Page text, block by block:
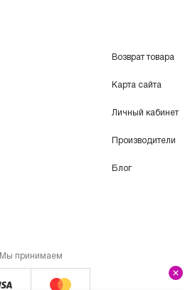
Возврат товара
Карта сайта
Личный кабинет
Производители
Блог
Мы принимаем